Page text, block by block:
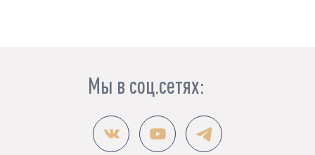
Мы в соц.сетях: